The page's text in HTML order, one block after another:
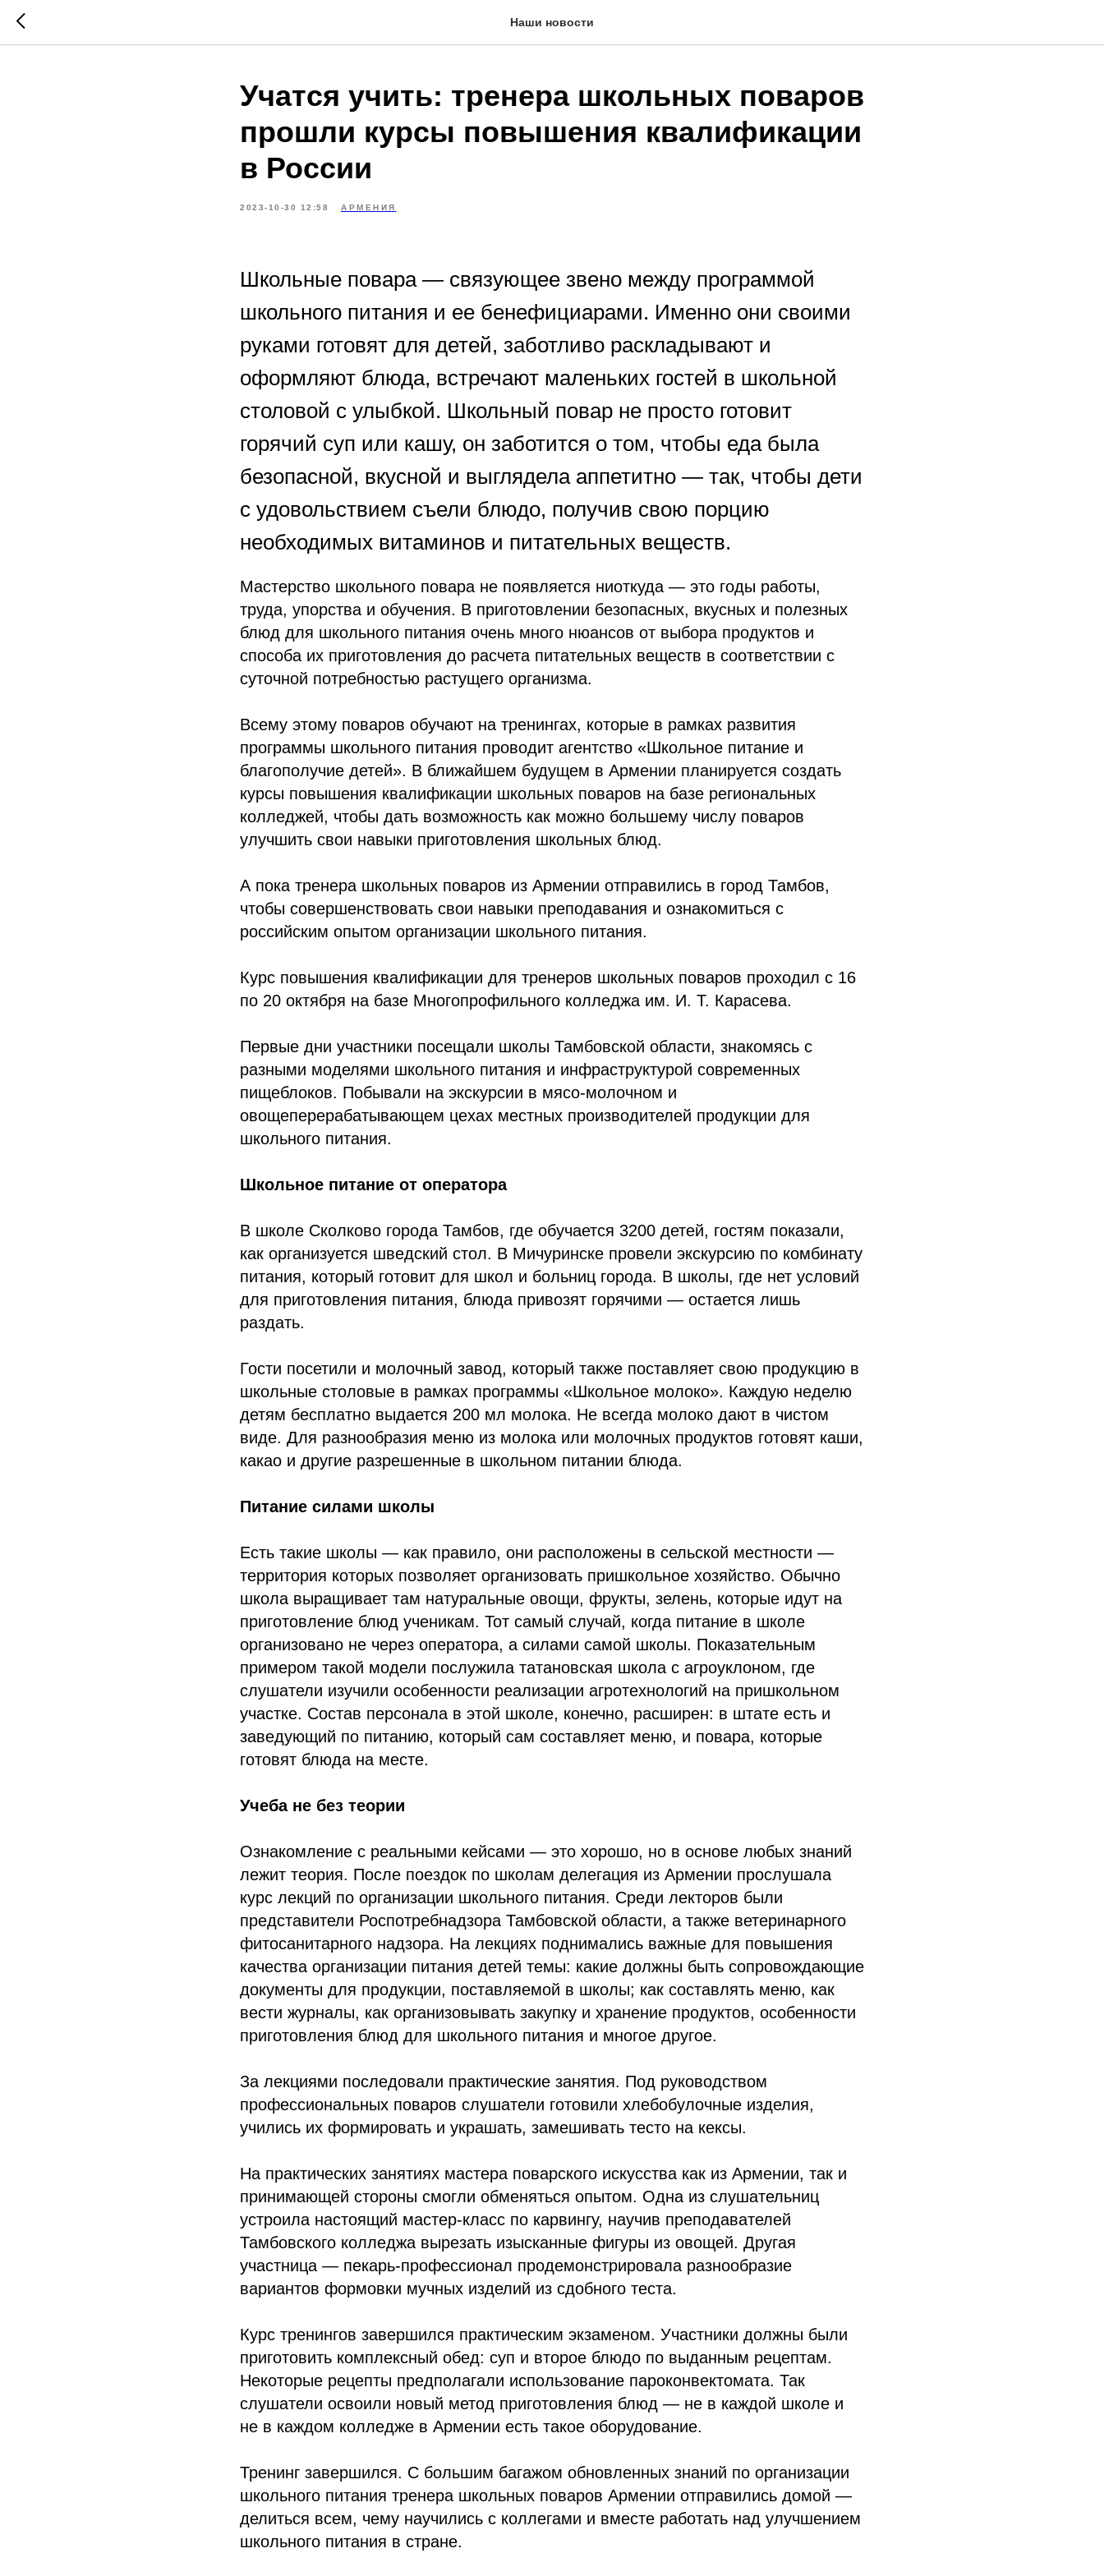
Наши новости
Учатся учить: тренера школьных поваров
прошли курсы повышения квалификации
в России
2023-10-30 12:58 АРМЕНИЯ
Школьные повара — связующее звено между программой
школьного питания и ее бенефициарами. Именно они своими
руками готовят для детей, заботливо раскладывают и
оформляют блюда, встречают маленьких гостей в школьной
столовой с улыбкой. Школьный повар не просто готовит
горячий суп или кашу, он заботится о том, чтобы еда была
безопасной, вкусной и выглядела аппетитно — так, чтобы дети
с удовольствием съели блюдо, получив свою порцию
необходимых витаминов и питательных веществ.
Мастерство школьного повара не появляется ниоткуда — это годы работы,
труда, упорства и обучения. В приготовлении безопасных, вкусных и полезных
блюд для школьного питания очень много нюансов от выбора продуктов и
способа их приготовления до расчета питательных веществ в соответствии с
суточной потребностью растущего организма.
Всему этому поваров обучают на тренингах, которые в рамках развития
программы школьного питания проводит агентство «Школьное питание и
благополучие детей». В ближайшем будущем в Армении планируется создать
курсы повышения квалификации школьных поваров на базе региональных
колледжей, чтобы дать возможность как можно большему числу поваров
улучшить свои навыки приготовления школьных блюд.
А пока тренера школьных поваров из Армении отправились в город Тамбов,
чтобы совершенствовать свои навыки преподавания и ознакомиться с
российским опытом организации школьного питания.
Курс повышения квалификации для тренеров школьных поваров проходил с 16
по 20 октября на базе Многопрофильного колледжа им. И. Т. Карасева.
Первые дни участники посещали школы Тамбовской области, знакомясь с
разными моделями школьного питания и инфраструктурой современных
пищеблоков. Побывали на экскурсии в мясо-молочном и
овощеперерабатывающем цехах местных производителей продукции для
школьного питания.
Школьное питание от оператора
В школе Сколково города Тамбов, где обучается 3200 детей, гостям показали,
как организуется шведский стол. В Мичуринске провели экскурсию по комбинату
питания, который готовит для школ и больниц города. В школы, где нет условий
для приготовления питания, блюда привозят горячими — остается лишь
раздать.
Гости посетили и молочный завод, который также поставляет свою продукцию в
школьные столовые в рамках программы «Школьное молоко». Каждую неделю
детям бесплатно выдается 200 мл молока. Не всегда молоко дают в чистом
виде. Для разнообразия меню из молока или молочных продуктов готовят каши,
какао и другие разрешенные в школьном питании блюда.
Питание силами школы
Есть такие школы — как правило, они расположены в сельской местности —
территория которых позволяет организовать пришкольное хозяйство. Обычно
школа выращивает там натуральные овощи, фрукты, зелень, которые идут на
приготовление блюд ученикам. Тот самый случай, когда питание в школе
организовано не через оператора, а силами самой школы. Показательным
примером такой модели послужила татановская школа с агроуклоном, где
слушатели изучили особенности реализации агротехнологий на пришкольном
участке. Состав персонала в этой школе, конечно, расширен: в штате есть и
заведующий по питанию, который сам составляет меню, и повара, которые
готовят блюда на месте.
Учеба не без теории
Ознакомление с реальными кейсами — это хорошо, но в основе любых знаний
лежит теория. После поездок по школам делегация из Армении прослушала
курс лекций по организации школьного питания. Среди лекторов были
представители Роспотребнадзора Тамбовской области, а также ветеринарного
фитосанитарного надзора. На лекциях поднимались важные для повышения
качества организации питания детей темы: какие должны быть сопровождающие
документы для продукции, поставляемой в школы; как составлять меню, как
вести журналы, как организовывать закупку и хранение продуктов, особенности
приготовления блюд для школьного питания и многое другое.
За лекциями последовали практические занятия. Под руководством
профессиональных поваров слушатели готовили хлебобулочные изделия,
учились их формировать и украшать, замешивать тесто на кексы.
На практических занятиях мастера поварского искусства как из Армении, так и
принимающей стороны смогли обменяться опытом. Одна из слушательниц
устроила настоящий мастер-класс по карвингу, научив преподавателей
Тамбовского колледжа вырезать изысканные фигуры из овощей. Другая
участница — пекарь-профессионал продемонстрировала разнообразие
вариантов формовки мучных изделий из сдобного теста.
Курс тренингов завершился практическим экзаменом. Участники должны были
приготовить комплексный обед: суп и второе блюдо по выданным рецептам.
Некоторые рецепты предполагали использование пароконвектомата. Так
слушатели освоили новый метод приготовления блюд — не в каждой школе и
не в каждом колледже в Армении есть такое оборудование.
Тренинг завершился. С большим багажом обновленных знаний по организации
школьного питания тренера школьных поваров Армении отправились домой —
делиться всем, чему научились с коллегами и вместе работать над улучшением
школьного питания в стране.